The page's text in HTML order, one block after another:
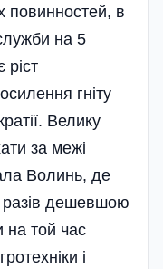
повинностей, в
на 5
ріст
гніту
Велику
за межі
Волинь, де
дешевшою
на той час
і